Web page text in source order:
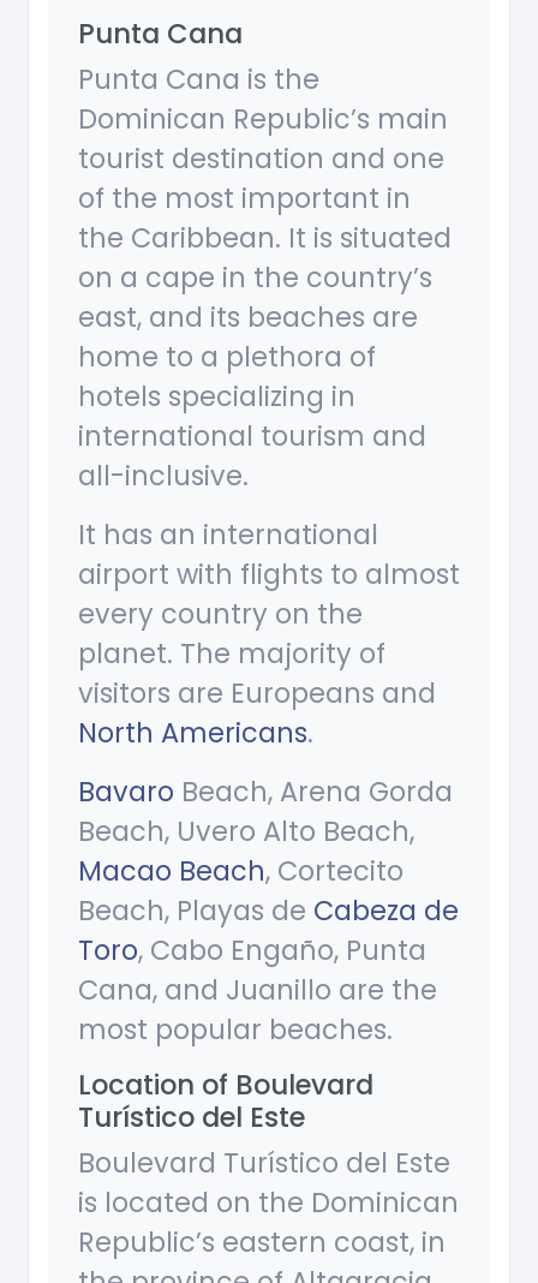
Punta Cana
Punta Cana is the
Dominican Republic’s main
tourist destination and one
of the most important in
the Caribbean. It is situated
on a cape in the country’s
east, and its beaches are
home to a plethora of
hotels specializing in
international tourism and
all-inclusive.
It has an international
airport with flights to almost
every country on the
planet. The majority of
visitors are Europeans and
North Americans.
Bavaro Beach, Arena Gorda
Beach, Uvero Alto Beach,
Macao Beach, Cortecito
Beach, Playas de Cabeza de
Toro, Cabo Engaño, Punta
Cana, and Juanillo are the
most popular beaches.
Location of Boulevard
Turístico del Este
Boulevard Turístico del Este
is located on the Dominican
Republic’s eastern coast, in